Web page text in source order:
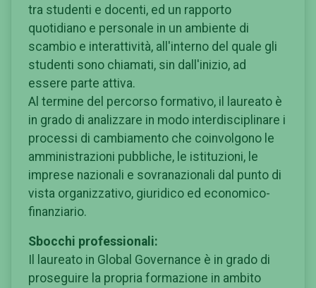
tra studenti e docenti, ed un rapporto
quotidiano e personale in un ambiente di
scambio e interattività, all'interno del quale gli
studenti sono chiamati, sin dall'inizio, ad
essere parte attiva.
Al termine del percorso formativo, il laureato è
in grado di analizzare in modo interdisciplinare i
processi di cambiamento che coinvolgono le
amministrazioni pubbliche, le istituzioni, le
imprese nazionali e sovranazionali dal punto di
vista organizzativo, giuridico ed economico-
finanziario.
Sbocchi professionali:
Il laureato in Global Governance è in grado di
proseguire la propria formazione in ambito